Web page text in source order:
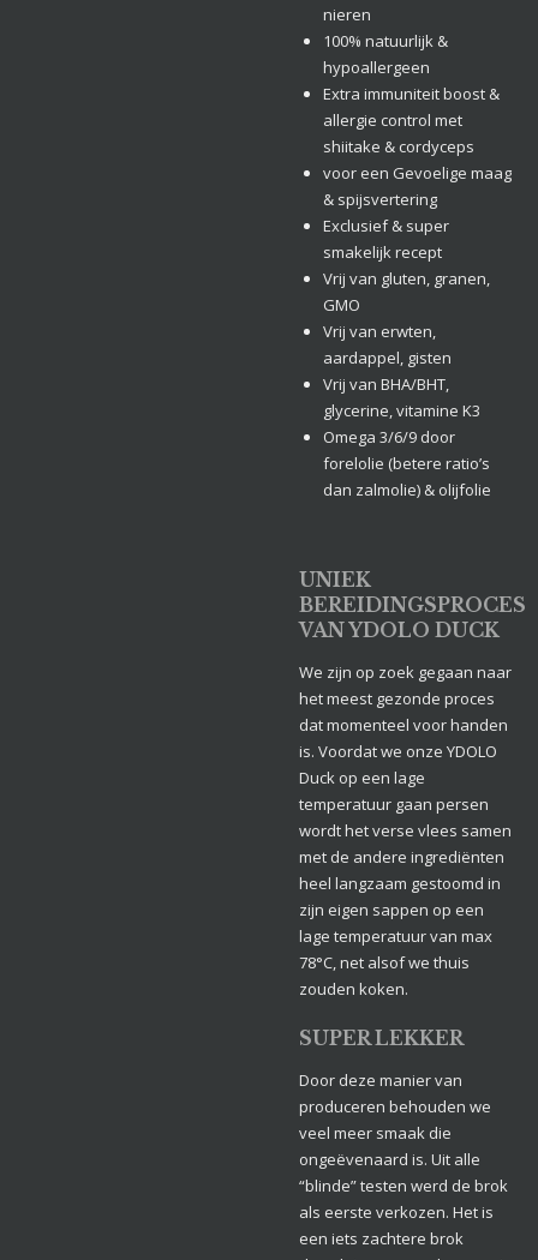
nieren
100% natuurlijk &
hypoallergeen
Extra immuniteit boost &
allergie control met
shiitake & cordyceps
voor een Gevoelige maag
& spijsvertering
Exclusief & super
smakelijk recept
Vrij van gluten, granen,
GMO
Vrij van erwten,
aardappel, gisten
Vrij van BHA/BHT,
glycerine, vitamine K3
Omega 3/6/9 door
forelolie (betere ratio’s
dan zalmolie) & olijfolie
UNIEK
BEREIDINGSPROCES
VAN YDOLO DUCK
We zijn op zoek gegaan naar
het meest gezonde proces
dat momenteel voor handen
is. Voordat we onze YDOLO
Duck op een lage
temperatuur gaan persen
wordt het verse vlees samen
met de andere ingrediënten
heel langzaam gestoomd in
zijn eigen sappen op een
lage temperatuur van max
78°C, net alsof we thuis
zouden koken.
SUPER LEKKER
Door deze manier van
produceren behouden we
veel meer smaak die
ongeëvenaard is. Uit alle
“blinde” testen werd de brok
als eerste verkozen. Het is
een iets zachtere brok